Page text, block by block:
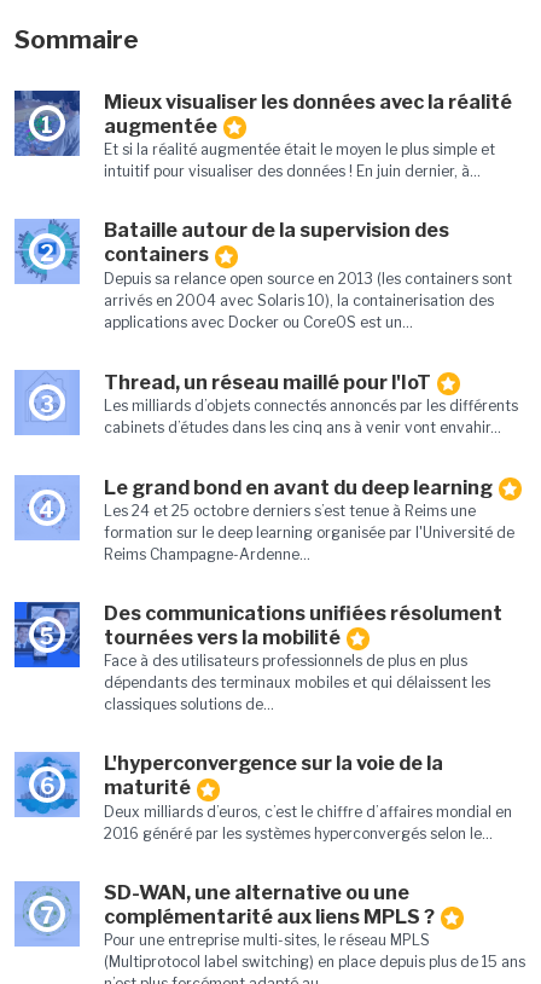
Sommaire
1
Mieux visualiser les données avec la réalité
augmentée
Et si la réalité augmentée était le moyen le plus simple et
intuitif pour visualiser des données ! En juin dernier, à...
2
Bataille autour de la supervision des
containers
Depuis sa relance open source en 2013 (les containers sont
arrivés en 2004 avec Solaris 10), la containerisation des
applications avec Docker ou CoreOS est un...
3
Thread, un réseau maillé pour l'IoT
Les milliards d’objets connectés annoncés par les différents
cabinets d’études dans les cinq ans à venir vont envahir...
4
Le grand bond en avant du deep learning
Les 24 et 25 octobre derniers s’est tenue à Reims une
formation sur le deep learning organisée par l'Université de
Reims Champagne-Ardenne...
5
Des communications unifiées résolument
tournées vers la mobilité
Face à des utilisateurs professionnels de plus en plus
dépendants des terminaux mobiles et qui délaissent les
classiques solutions de...
6
L'hyperconvergence sur la voie de la
maturité
Deux milliards d’euros, c’est le chiffre d’affaires mondial en
2016 généré par les systèmes hyperconvergés selon le...
7
SD-WAN, une alternative ou une
complémentarité aux liens MPLS ?
Pour une entreprise multi-sites, le réseau MPLS
(Multiprotocol label switching) en place depuis plus de 15 ans